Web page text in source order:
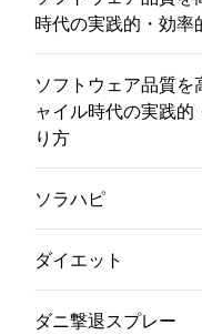
時代の実践的・効
ソフトウェア品質を
ャイル時代の実践
り方
ソラハピ
ダイエット
ダニ撃退スプレー